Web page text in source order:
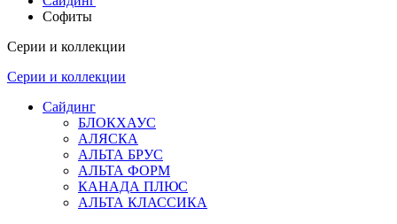
Софиты
Серии и коллекции
Серии и коллекции
Сайдинг
БЛОКХАУС
АЛЯСКА
АЛЬТА БРУС
АЛЬТА ФОРМ
КАНАДА ПЛЮС
АЛЬТА КЛАССИКА